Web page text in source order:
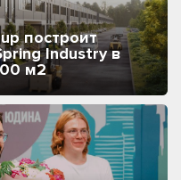
построит
Industry в
м2